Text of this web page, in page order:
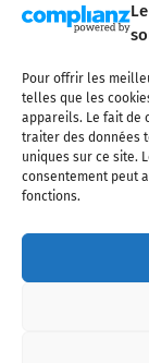
Pour offrir les
telles que les
appareils. Le fait de
traiter des données
uniques sur ce site.
consentement peut
fonctions.
Qui sommes-
Mentions légales
l'industrie
civils,
interdite sans